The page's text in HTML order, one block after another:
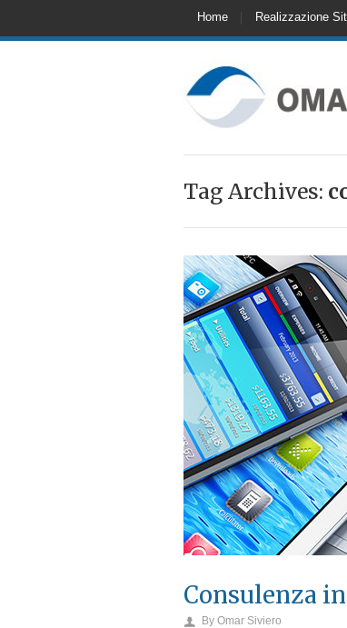
Home Realizzazione
Tag Archives:
Consulenza
By Omar Siviero